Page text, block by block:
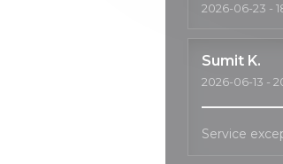
2026-06-23 -
Sumit K
2026-06-13 -
Service